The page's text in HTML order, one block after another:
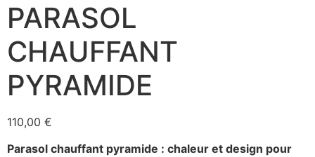
PARASOL
CHAUFFANT
PYRAMIDE
110,00 €
Parasol chauffant pyramide : chaleur et design pour